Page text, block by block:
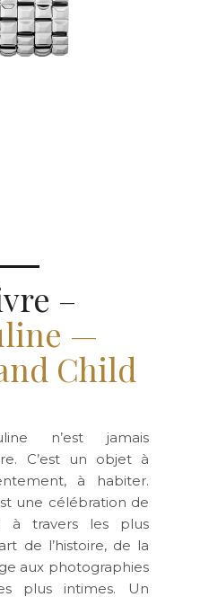
–
—
Child
n’est jamais
C’est un objet à
à habiter.
une célébration de
à travers les plus
de l’histoire, de la
aux photographies
plus intimes. Un